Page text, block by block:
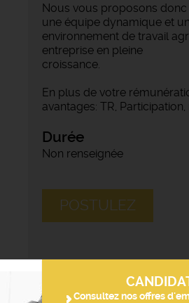
Nous vous proposons
une équipe dynamique et un
environnement de travail
entreprise en pleine
croissance.
En plus de votre
avantages: TR,
Durée
Non renseignée
POSTULEZ
Consultez nos offres